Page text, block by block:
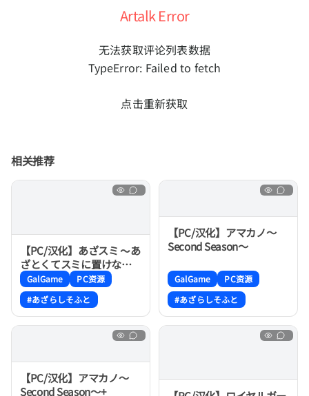
Artalk Error
无法获取评论列表数据
TypeError: Failed to fetch
点击重新获取
相关推荐
【PC/汉化】あざスミ 〜あ
ざとくてスミに置けない
彼女〜
GalGame
PC资源
#あざらしそふと
【PC/汉化】アマカノ～
Second Season～
GalGame
PC资源
#あざらしそふと
【PC/汉化】アマカノ～
Second Season～+